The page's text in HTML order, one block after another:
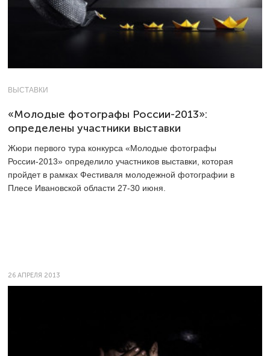
ВЫСТАВКИ
«Молодые фотографы России-2013»:
определены участники выставки
Жюри первого тура конкурса «Молодые фотографы
России-2013» определило участников выставки, которая
пройдет в рамках Фестиваля молодежной фотографии в
Плесе Ивановской области 27-30 июня.
26 АПРЕЛЯ 2013